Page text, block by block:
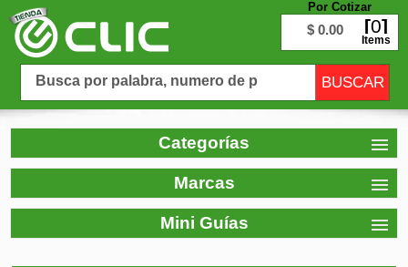
Por Cotizar
$ 0.00 0
Items
Categorías
Marcas
Mini Guías